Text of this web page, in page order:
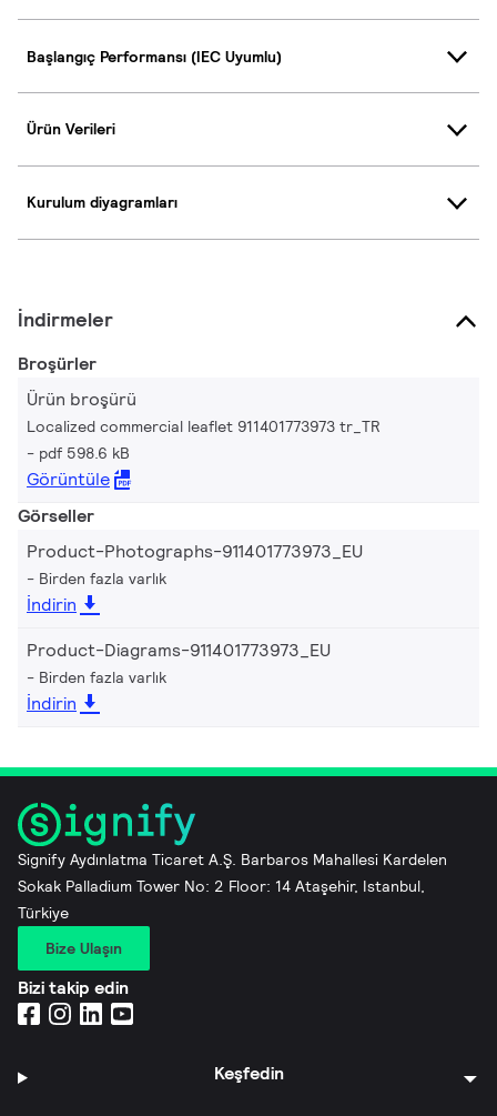
Başlangıç Performansı (IEC Uyumlu)
Ürün Verileri
Kurulum diyagramları
İndirmeler
Broşürler
Ürün broşürü
Localized commercial leaflet 911401773973 tr_TR
pdf 598.6 kB
Görüntüle
Görseller
Product-Photographs-911401773973_EU
Birden fazla varlık
İndirin
Product-Diagrams-911401773973_EU
Birden fazla varlık
İndirin
Signify Aydınlatma Ticaret A.Ş. Barbaros Mahallesi Kardelen
Sokak Palladium Tower No: 2 Floor: 14 Ataşehir, Istanbul,
Türkiye
Bize Ulaşın
Bizi takip edin
Keşfedin